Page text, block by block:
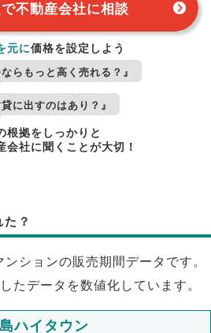
不動産会社に相談
元に価格を設定しよう
ならもっと高く売れる？』
貸に出すのはあり？』
根拠をしっかりと
会社に聞くことが大切！
？
ションの販売期間データです。
たデータを数値化しています。
ハイタウン